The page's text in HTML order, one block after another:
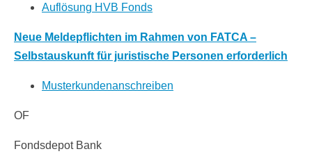
Auflösung HVB Fonds
Neue Meldepflichten im Rahmen von FATCA –
Selbstauskunft für juristische Personen erforderlich
Musterkundenanschreiben
OF
Fondsdepot Bank